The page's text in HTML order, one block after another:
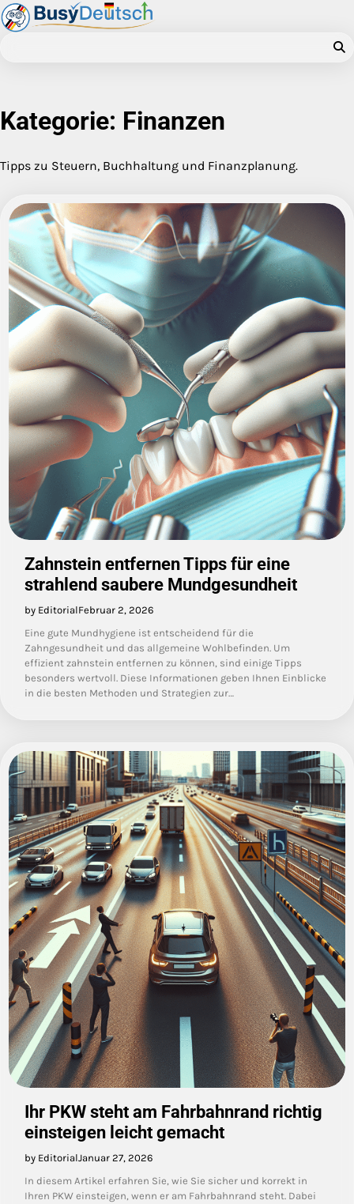
Skip
to
Kategorie: Finanzen
Tipps zu Steuern, Buchhaltung und Finanzplanung.
Zahnstein entfernen Tipps für eine
strahlend saubere Mundgesundheit
by EditorialFebruar 2, 2026
Eine gute Mundhygiene ist entscheidend für die
Zahngesundheit und das allgemeine Wohlbefinden. Um
effizient zahnstein entfernen zu können, sind einige Tipps
besonders wertvoll. Diese Informationen geben Ihnen Einblicke
in die besten Methoden und Strategien zur…
Ihr PKW steht am Fahrbahnrand richtig
einsteigen leicht gemacht
by EditorialJanuar 27, 2026
In diesem Artikel erfahren Sie, wie Sie sicher und korrekt in
Ihren PKW einsteigen, wenn er am Fahrbahnrand steht. Dabei